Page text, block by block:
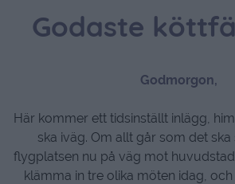
Godaste
Godmorgon,
Här kommer ett tidsinställt inlägg,
ska iväg. Om allt går som det ska
flygplatsen nu på väg mot
klämma in tre olika möten idag,